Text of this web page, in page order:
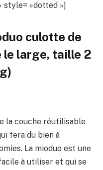
style= »dotted »]
culotte de
large, taille 2
la couche réutilisable
fera du bien à
La mioduo est une
à utiliser et qui se